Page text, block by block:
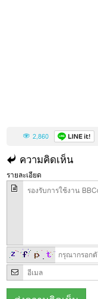
2,860
ความคิดเห็น
รายละเอียด